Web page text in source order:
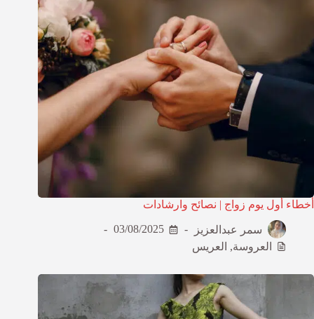
أخطاء أول يوم زواج | نصائح وارشادات
سمر عبدالعزيز
03/08/2025
العروسة, العريس